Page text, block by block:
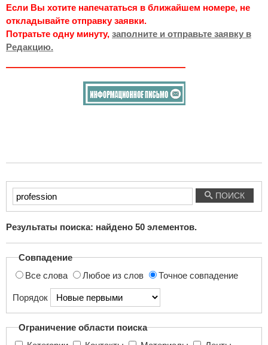
Если Вы хотите напечататься в ближайшем номере, не
откладывайте отправку заявки.
Потратьте одну минуту, заполните и отправьте заявку в
Редакцию.
Введите
текст
поиска...
ПОИСК
Результаты поиска: найдено 50 элементов.
Совпадение
Все слова
Любое из слов Точное совпадение
Порядок
Ограничение области поиска